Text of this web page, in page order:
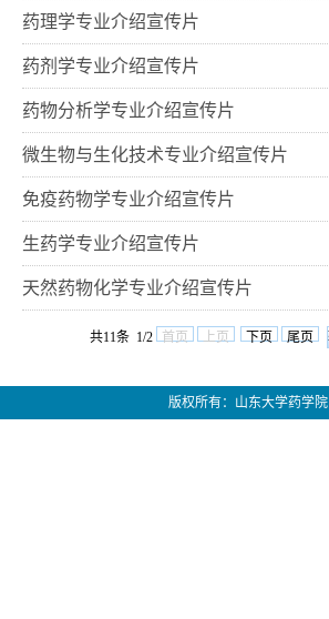
药理学专业介绍宣传片
药剂学专业介绍宣传片
药物分析学专业介绍宣传片
微生物与生化技术专业介绍宣传片
免疫药物学专业介绍宣传片
生药学专业介绍宣传片
天然药物化学专业介绍宣传片
共11条 1/2 首页 上页 下页 尾页
版权所有：山东大学药学院